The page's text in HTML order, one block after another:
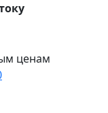
ценам